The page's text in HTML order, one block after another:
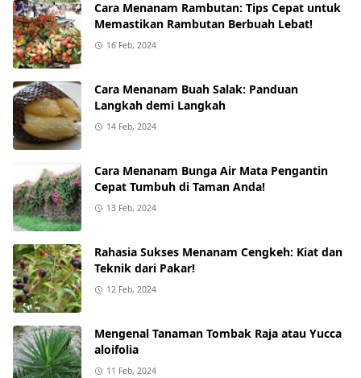
Cara Menanam Rambutan: Tips Cepat untuk
Memastikan Rambutan Berbuah Lebat!
16 Feb, 2024
Cara Menanam Buah Salak: Panduan
Langkah demi Langkah
14 Feb, 2024
Cara Menanam Bunga Air Mata Pengantin
Cepat Tumbuh di Taman Anda!
13 Feb, 2024
Rahasia Sukses Menanam Cengkeh: Kiat dan
Teknik dari Pakar!
12 Feb, 2024
Mengenal Tanaman Tombak Raja atau Yucca
aloifolia
11 Feb, 2024